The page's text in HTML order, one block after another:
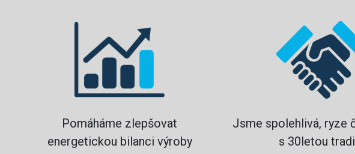
Pomáháme zlepšovat
energetickou bilanci výroby
Jsme spolehlivá, ryze
s 30letou